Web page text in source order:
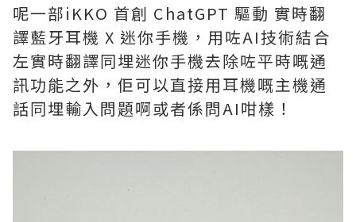
呢一部iKKO 首創 ChatGPT 驅動 實時翻
譯藍牙耳機 X 迷你手機，用咗AI技術結合
左實時翻譯同埋迷你手機去除咗平時嘅通
訊功能之外，佢可以直接用耳機嘅主機通
話同埋輸入問題啊或者係問AI咁樣！